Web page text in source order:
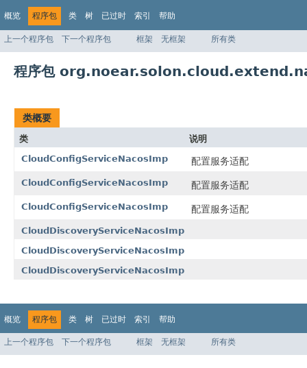
概览 程序包 类 树 已过时 索引 帮助
上一个程序包 下一个程序包 框架 无框架 所有类
程序包
类概要
类
说明
CloudConfigServiceNacosImp
配置服务适配
CloudConfigServiceNacosImp 配置服务适配
CloudConfigServiceNacosImp 配置服务适配
CloudDiscoveryServiceNacosImp
CloudDiscoveryServiceNacosImp
CloudDiscoveryServiceNacosImp
概览 程序包 类 树 已过时 索引 帮助
上一个程序包 下一个程序包 框架 无框架 所有类